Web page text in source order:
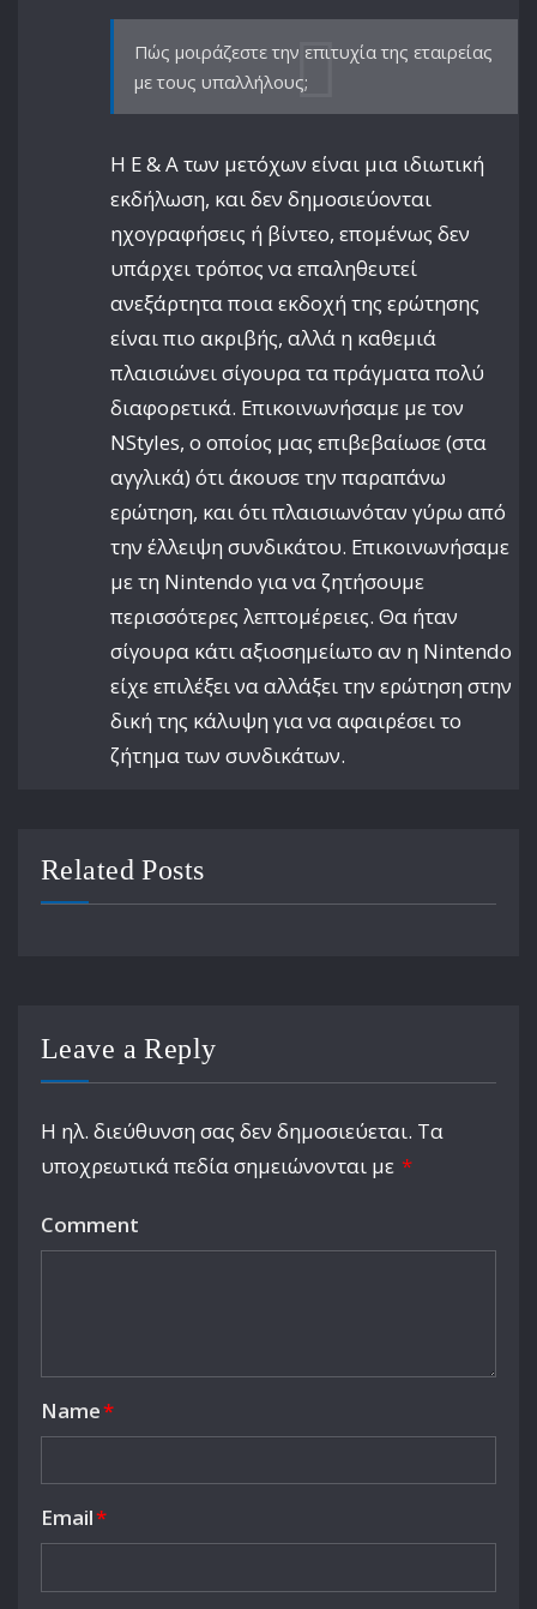
Πώς μοιράζεστε την επιτυχία της εταιρείας
με τους υπαλλήλους;
Η Ε & Α των μετόχων είναι μια ιδιωτική
εκδήλωση, και δεν δημοσιεύονται
ηχογραφήσεις ή βίντεο, επομένως δεν
υπάρχει τρόπος να επαληθευτεί
ανεξάρτητα ποια εκδοχή της ερώτησης
είναι πιο ακριβής, αλλά η καθεμιά
πλαισιώνει σίγουρα τα πράγματα πολύ
διαφορετικά. Επικοινωνήσαμε με τον
NStyles, ο οποίος μας επιβεβαίωσε (στα
αγγλικά) ότι άκουσε την παραπάνω
ερώτηση, και ότι πλαισιωνόταν γύρω από
την έλλειψη συνδικάτου. Επικοινωνήσαμε
με τη Nintendo για να ζητήσουμε
περισσότερες λεπτομέρειες. Θα ήταν
σίγουρα κάτι αξιοσημείωτο αν η Nintendo
είχε επιλέξει να αλλάξει την ερώτηση στην
δική της κάλυψη για να αφαιρέσει το
ζήτημα των συνδικάτων.
Related Posts
Leave a Reply
Η ηλ. διεύθυνση σας δεν δημοσιεύεται. Τα
υποχρεωτικά πεδία σημειώνονται με *
Comment
Name*
Email*